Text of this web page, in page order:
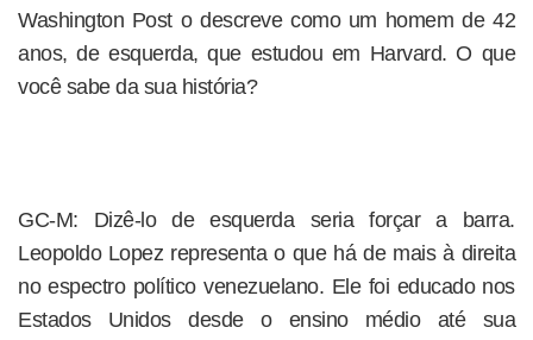
Washington Post o descreve como um homem de 42
anos, de esquerda, que estudou em Harvard. O que
você sabe da sua história?
GC-M: Dizê-lo de esquerda seria forçar a barra.
Leopoldo Lopez representa o que há de mais à direita
no espectro político venezuelano. Ele foi educado nos
Estados Unidos desde o ensino médio até sua